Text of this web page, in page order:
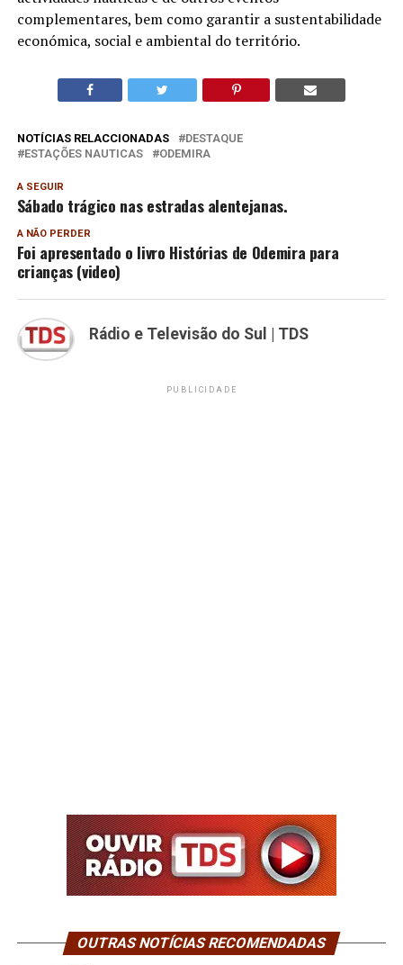
complementares, bem como garantir a sustentabilidade
económica, social e ambiental do território.
NOTÍCIAS RELACCIONADAS
DESTAQUE
ESTAÇÕES NAUTICAS
ODEMIRA
A SEGUIR
Sábado trágico nas estradas alentejanas.
A NÃO PERDER
Foi apresentado o livro Histórias de Odemira para
crianças (video)
Rádio e Televisão do Sul | TDS
PUBLICIDADE
OUTRAS NOTÍCIAS RECOMENDADAS